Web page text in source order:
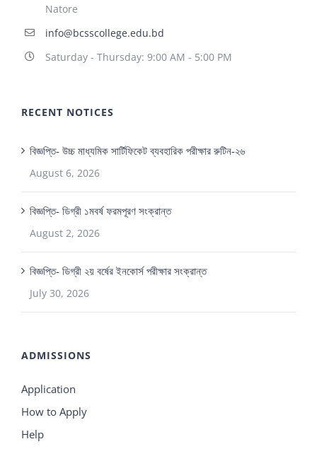
Natore
info@bcsscollege.edu.bd
Saturday - Thursday: 9:00 AM - 5:00 PM
RECENT NOTICES
বিজ্ঞপ্তি- উচ্চ মাধ্যমিক সার্টিফিকেট ব্যবহারিক পরীক্ষার রুটিন-২৬
August 6, 2026
বিজ্ঞপ্তি- ডিগ্রী ১মবর্ষ ফরমপূরণ সংক্রান্ত
August 2, 2026
বিজ্ঞপ্তি- ডিগ্রী ২য় বর্ষের ইনকোর্স পরীক্ষার সংক্রান্ত
July 30, 2026
ADMISSIONS
Application
How to Apply
Help